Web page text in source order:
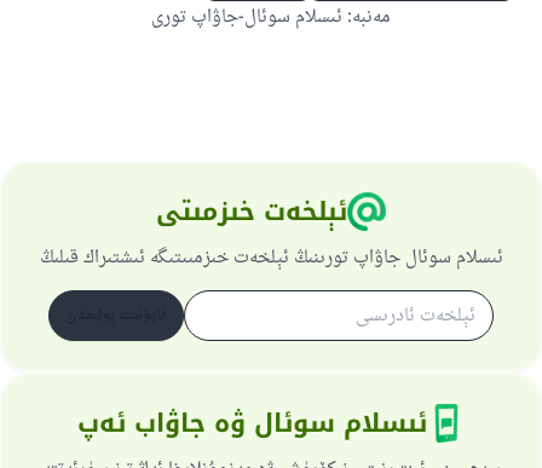
مەنبە: ئىسلام سوئال-جاۋاپ تورى
ئېلخەت خىزمىتى
ئىسلام سوئال جاۋاپ تورىنىڭ ئېلخەت خىزمىىتىگە ئىشتىراك قىلىڭ
ئىسلام سوئال ۋە جاۋاب ئەپ